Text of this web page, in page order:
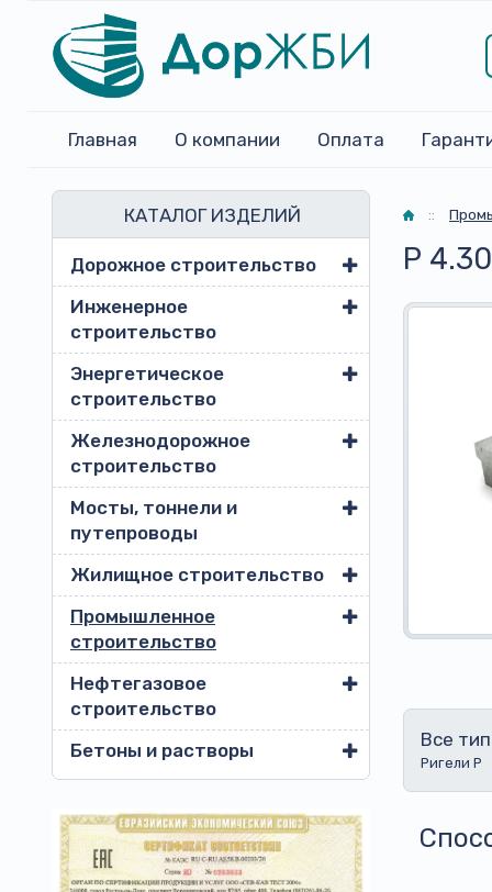
Главная О компании Оплата
КАТАЛОГ ИЗДЕЛИЙ
Дорожное строительство
Инженерное
строительство
Энергетическое
строительство
Железнодорожное
строительство
Мосты, тоннели и
путепроводы
Жилищное строительство
Промышленное
строительство
Нефтегазовое
строительство
Бетоны и растворы
Главная
::
Р 4.30
Все
Ригели Р